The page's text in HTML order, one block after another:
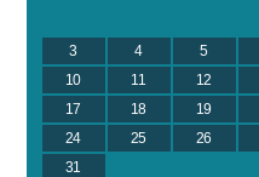
3
4 5
10
11 12
17
18 19
24
25 26
31